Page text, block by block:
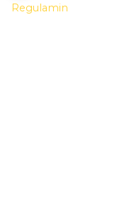
Regulamin